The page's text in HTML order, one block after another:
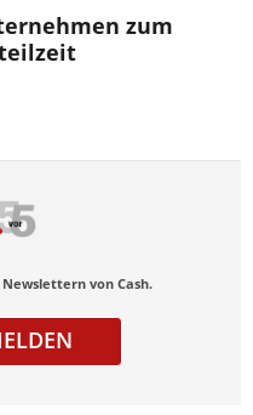
zum
von Cash.